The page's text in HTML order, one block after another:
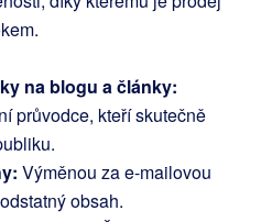
na blogu a články:
průvodce, kteří skutečně
Výměnou za e-mailovou
obsah.